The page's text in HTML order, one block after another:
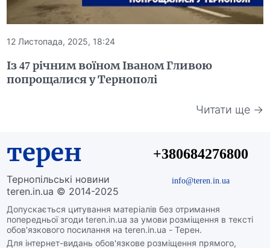
12 Листопада, 2025, 18:24
Із 47 річним воїном Іваном Гливою
попрощалися у Тернополі
Читати ще →
терен
Тернопільські новини
teren.in.ua © 2014-2025
Допускається цитування матеріалів без отримання
попередньої згоди teren.in.ua за умови розміщення в тексті
обов'язкового посилання на teren.in.ua - Терен.
Для інтернет-видань обов'язкове розміщення прямого,
+380684276800
info@teren.in.ua